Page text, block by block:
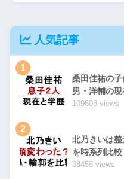
人気記事
1
桑田佳祐の
男・洋輔の
109608 views
2
北乃きいは
を時系列比較
38458 views